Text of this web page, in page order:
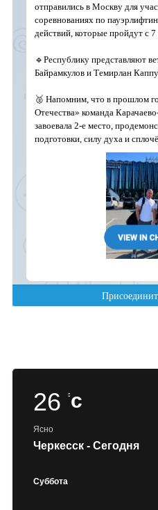
26 c
Ясно
Черкесск - Сегодня
Суббота